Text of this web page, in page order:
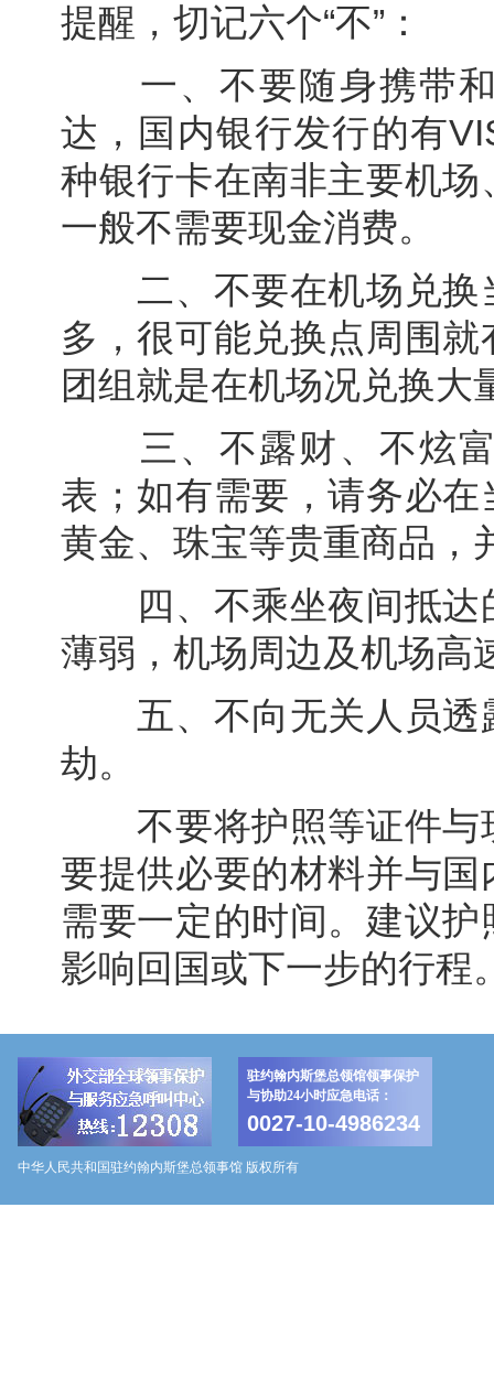
提醒，切记六个“不”：
一、不要随身携带和
达，国内银行发行的有
种银行卡在南非主要机
一般不需要现金消费。
二、不要在机场兑换
多，很可能兑换点周围
团组就是在机场况兑换大
三、不露财、不炫富
表；如有需要，请务必
黄金、珠宝等贵重商品，
四、不乘坐夜间抵达
薄弱，机场周边及机场高
五、不向无关人员透
劫。
不要将护照等证件与
要提供必要的材料并与
需要一定的时间。建议
影响回国或下一步的行程
驻约翰内斯堡总领馆领事保护
与协助24小时应急电话：
0027-10-4986234
中华人民共和国驻约翰内斯堡总领事馆 版权所有